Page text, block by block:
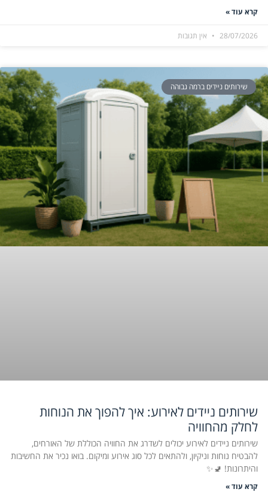
קרא עוד »
28/07/2026 אין תגובות
שירותים ניידים ברמה גבוהה
שירותים ניידים לאירוע: איך להפוך את הנוחות
לחלק מהחוויה
שירותים ניידים לאירוע יכולים לשדרג את החוויה הכוללת של האורחים,
להבטיח נוחות וניקיון, ולהתאים לכל סוג אירוע ומיקום. בואו נכיר את החשיבות
והיתרונות! 🚽✨
קרא עוד »